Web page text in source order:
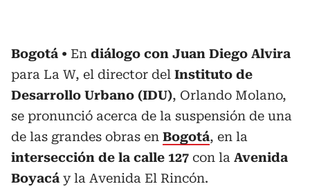
Bogotá En diálogo con Juan Diego Alvira
para La W, el director del Instituto de
Desarrollo Urbano (IDU), Orlando Molano,
se pronunció acerca de la suspensión de una
de las grandes obras en Bogotá, en la
intersección de la calle 127 con la Avenida
Boyacá y la Avenida El Rincón.